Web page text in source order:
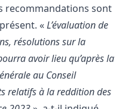
recommandations sont
«L’évaluation de
résolutions sur la
avoir lieu qu’après la
au Conseil
relatifs à la reddition des